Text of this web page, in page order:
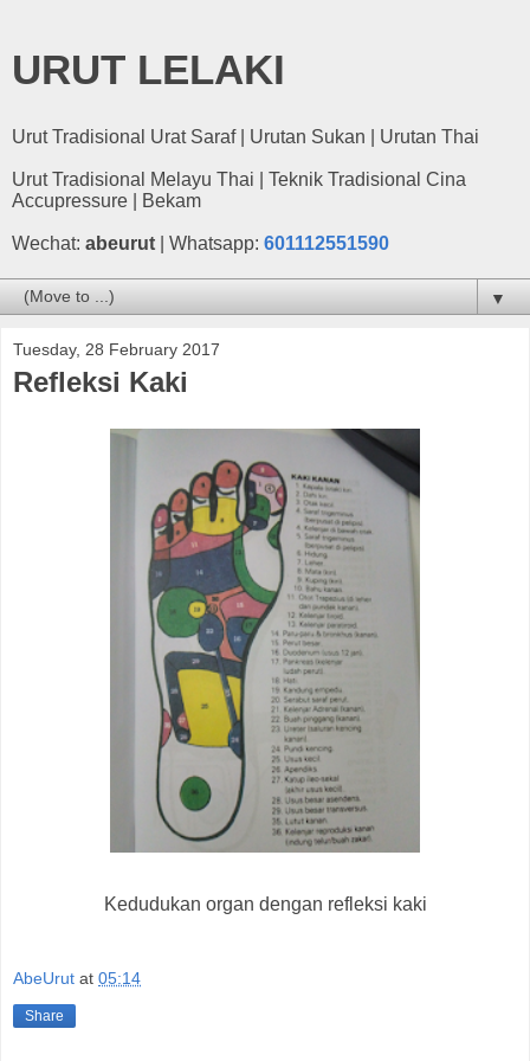
URUT LELAKI
Urut Tradisional Urat Saraf | Urutan Sukan | Urutan Thai
Urut Tradisional Melayu Thai | Teknik Tradisional Cina
Accupressure | Bekam
Wechat: abeurut | Whatsapp: 601112551590
▼
Tuesday, 28 February 2017
Refleksi Kaki
Kedudukan organ dengan refleksi kaki
AbeUrut at 05:14
Share